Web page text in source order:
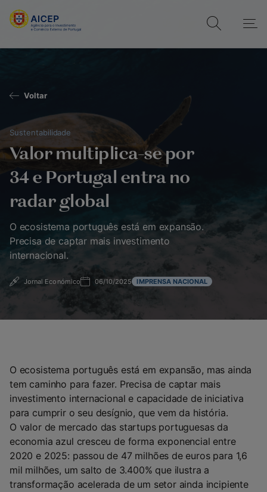
Voltar
Sustentabilidade
Valor multiplica-se por
34 e Portugal entra no
radar global
O ecosistema português está em expansão.
Precisa de captar mais investimento
internacional.
Jornal Económico 06/10/2025 IMPRENSA NACIONAL
O ecosistema português está em expansão, mas ainda
tem caminho para fazer. Precisa de captar mais
investimento internacional e capacidade de iniciativa
para cumprir o seu desígnio, que vem da história.
O valor de mercado das startups portuguesas da
economia azul cresceu de forma exponencial entre
2020 e 2025: passou de 47 milhões de euros para 1,6
mil milhões, um salto de 3.400% que ilustra a
transformação acelerada de um setor ainda incipiente